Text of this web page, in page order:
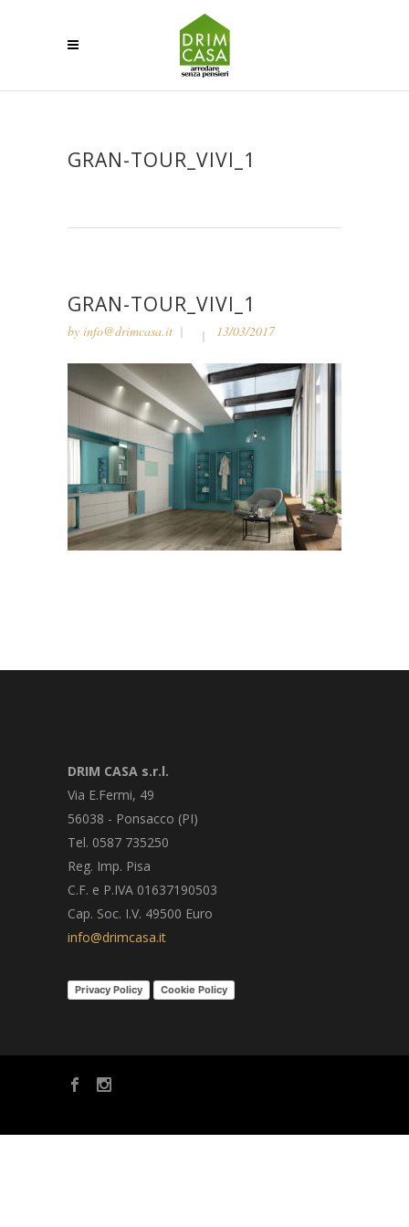
GRAN-TOUR_VIVI_1
GRAN-TOUR_VIVI_1
by info@drimcasa.it 13/03/2017
DRIM CASA s.r.l.
Via E.Fermi, 49
56038 - Ponsacco (PI)
Tel. 0587 735250
Reg. Imp. Pisa
C.F. e P.IVA 01637190503
Cap. Soc. I.V. 49500 Euro
info@drimcasa.it
Privacy Policy Cookie Policy